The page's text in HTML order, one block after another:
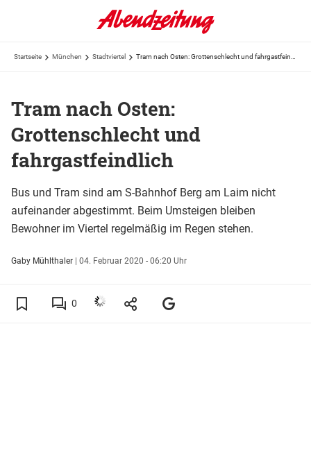
Startseite München Stadtviertel
Tram nach Osten:
Grottenschlecht und
fahrgastfeindlich
Bus und Tram sind am S-Bahnhof Berg am Laim nicht
aufeinander abgestimmt. Beim Umsteigen bleiben
Bewohner im Viertel regelmäßig im Regen stehen.
Gaby Mühlthaler | 04. Februar 2020 - 06:20 Uhr
0